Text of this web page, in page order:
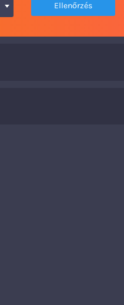
Ellenőrzés